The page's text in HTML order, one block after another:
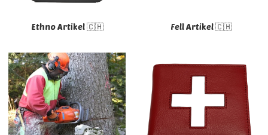
Ethno Artikel 🇨🇭 Fell Artikel 🇨🇭